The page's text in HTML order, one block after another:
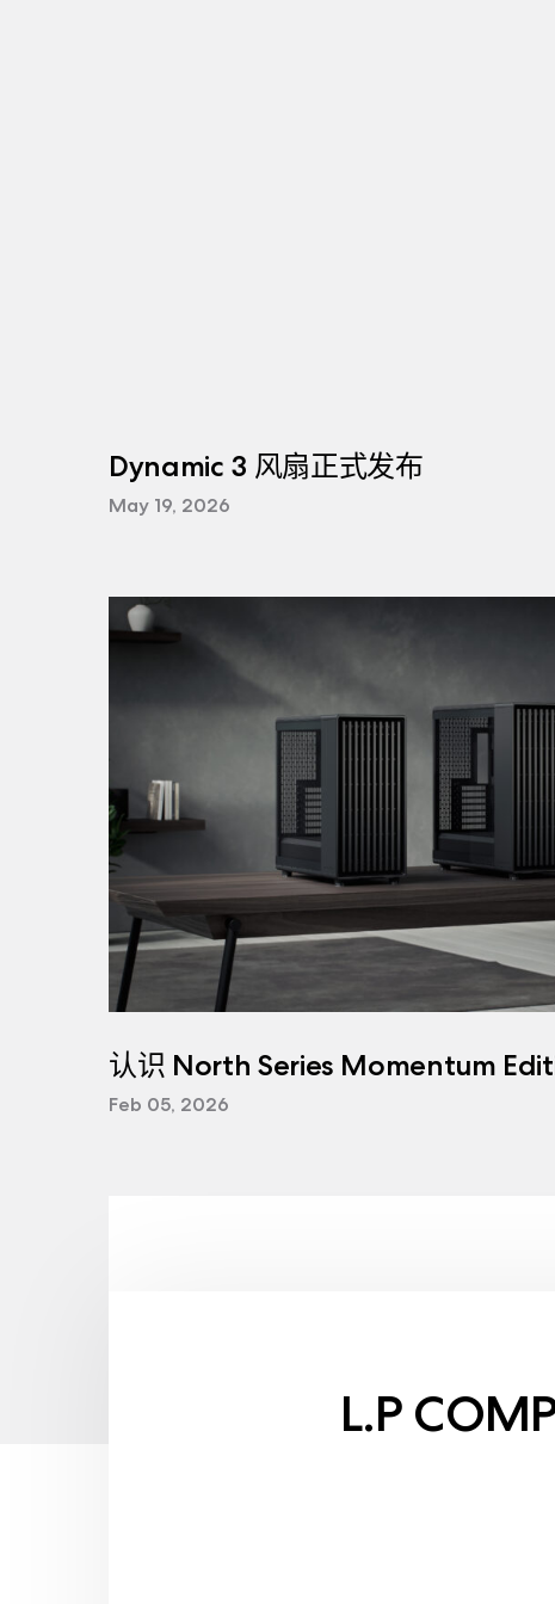
Dynamic 3 风扇正式发布
May 19, 2026
认识 North Series Momentum
Feb 05, 2026
L.P